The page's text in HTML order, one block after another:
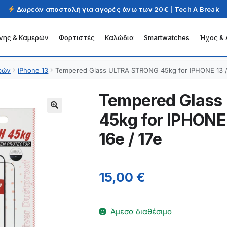
Δωρεάν αποστολή για αγορές άνω των 20€ | Tech A Break
& Καμερών Φορτιστές Καλώδια Smartwatches Ήχος &
iPhone 13 Tempered Glass ULTRA STRONG 45kg for IPHONE 13
Tempered Glass
45kg for
16e / 17e
15,00 €
Άμεσα διαθέσιμο